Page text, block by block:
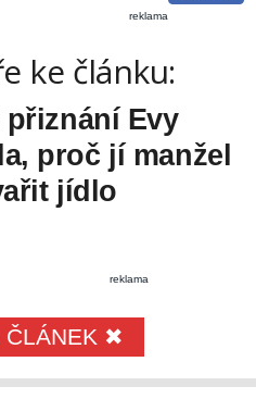
reklama
ke článku:
přiznání Evy
proč jí manžel
jídlo
reklama
ČLÁNEK ✖